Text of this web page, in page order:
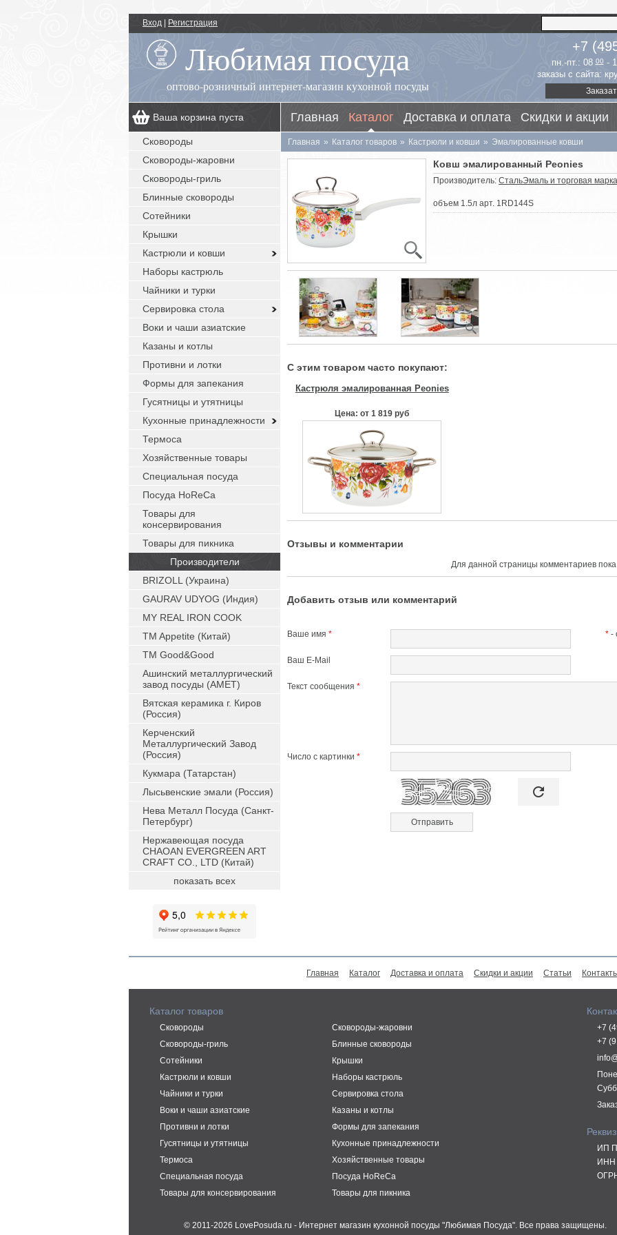
Вход Регистрация
Любимая посуда
оптово-розничный интернет-магазин кухонной посуды
+7
пн.-пт.: 0800-
заказы с сайта:
Ваша корзина пуста
+7 (495) 518-55-89
заказы с сайта: круглосуточно без
Главная Каталог Доставка и оплата Скидки и акции
Главная » Каталог товаров » Кастрюли и ковши » Эмалированные ковши
Ковш эмалированный Peonies
Производитель: СтальЭмаль и торговая
объем 1.5л арт. 1RD144S
С этим товаром часто покупают:
Кастрюля эмалированная Peonies
Цена: от 1 819 руб
Отзывы и комментарии
Для данной страницы комментариев пока
Добавить отзыв или комментарий
Ваше имя * * -
Ваш E-Mail
Текст сообщения *
Число с картинки *
 refresh
Сковороды
Сковороды-жаровни
Сковороды-гриль
Блинные сковороды
Сотейники
Крышки
Кастрюли и ковши
Наборы кастрюль
Чайники и турки
Сервировка стола
Воки и чаши азиатские
Казаны и котлы
Противни и лотки
Формы для запекания
Гусятницы и утятницы
Кухонные принадлежности
Термоса
Хозяйственные товары
Специальная посуда
Посуда HoReCa
Товары для
консервирования
Товары для пикника
Производители
BRIZOLL (Украина)
GAURAV UDYOG (Индия)
MY REAL IRON COOK
TM Appetite (Китай)
TM Good&Good
Ашинский металлургический
завод посуды (АМЕТ)
Вятская керамика г. Киров
(Россия)
Керченский
Металлургический Завод
(Россия)
Кукмара (Татарстан)
Лысьвенские эмали (Россия)
Нева Металл Посуда (Санкт-
Петербург)
Нержавеющая посуда
CHAOAN EVERGREEN ART
CRAFT CO., LTD (Китай)
показать всех
Главная Каталог Доставка и оплата Скидки и акции Статьи
Каталог товаров
Сковороды
Сковороды-жаровни
Сковороды-гриль
Блинные сковороды
Сотейники
Крышки
Кастрюли и ковши
Наборы кастрюль
Чайники и турки
Сервировка стола
Воки и чаши азиатские
Казаны и котлы
Противни и лотки
Формы для запекания
Гусятницы и утятницы
Кухонные принадлежности
Термоса
Хозяйственные товары
Специальная посуда
Посуда HoReCa
Товары для консервирования
Товары для пикника
+7
+7
ИП
ИНН
© 2011-2026 LovePosuda.ru - Интернет магазин кухонной посуды "Любимая Посуда". Все права защищены.